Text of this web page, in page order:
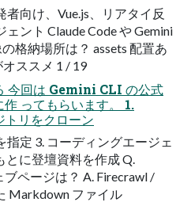
者向け、Vue.js、リアタイ反
ント Claude Code や Gemini
格納場所は？ assets 配置あ
オススメ 1 / 19
今回は Gemini CLI の公式
作 ってもらいます。 1.
リをクローン
指定 3. コーディングエージェ
とに登壇資料を作成 Q.
ページは？ A. Firecrawl /
Markdown ファイル